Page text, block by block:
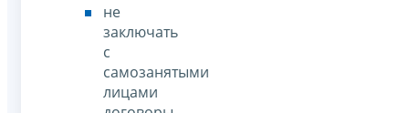
не
заключать
с
самозанятыми
лицами